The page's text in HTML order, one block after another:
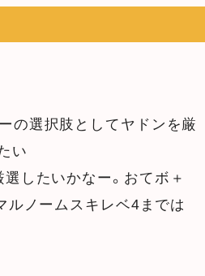
の選択肢としてヤドンを厳
い
したいかなー。おてボ＋
ルノームスキレベ4までは